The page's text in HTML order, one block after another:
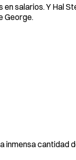
salarios. Y Hal
George.
cantidad